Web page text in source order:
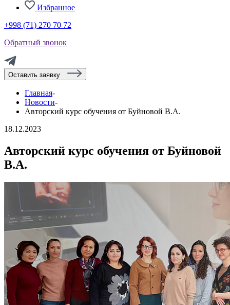
Избранное
+998 (71) 270 70 72
Обратный звонок
Оставить заявку
Главная-
Новости-
Авторский курс обучения от Буйновой В.А.
18.12.2023
Авторский курс обучения от Буйновой
В.А.